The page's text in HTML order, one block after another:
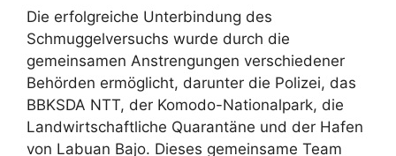
Die erfolgreiche Unterbindung des
Schmuggelversuchs wurde durch die
gemeinsamen Anstrengungen verschiedener
Behörden ermöglicht, darunter die Polizei, das
BBKSDA NTT, der Komodo-Nationalpark, die
Landwirtschaftliche Quarantäne und der Hafen
von Labuan Bajo. Dieses gemeinsame Team